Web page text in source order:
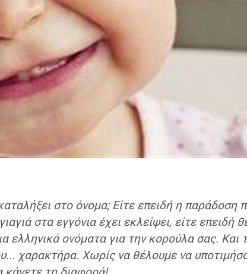
στο όνομα; Είτε επειδή η παράδοση
στα εγγόνια έχει εκλείψει, είτε επειδή
ελληνικά ονόματα για την κορούλα σας. Και
χαρακτήρα. Χωρίς να θέλουμε να